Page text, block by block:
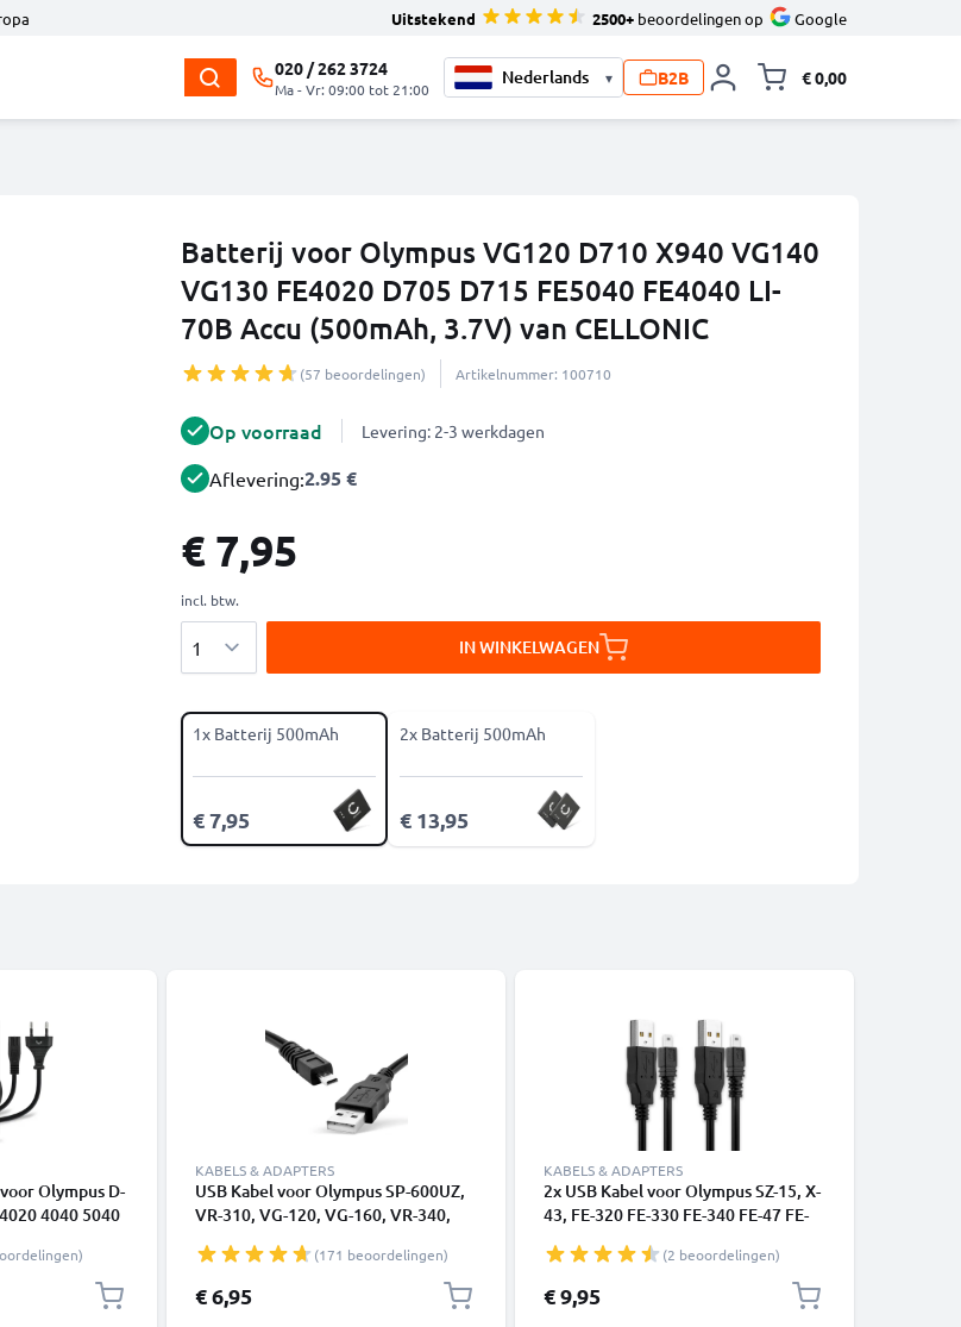
Uitstekend 2500+ beoordelingen op Google
020 / 262 3724
Ma - Vr: 09:00 tot 21:00
▾ B2B € 0,00
Batterij voor Olympus VG120 D710 X940 VG140
VG130 FE4020 D705 D715 FE5040 FE4040 LI-
70B Accu (500mAh, 3.7V) van CELLONIC
(57 beoordelingen) Artikelnummer: 100710
Op voorraad Levering: 2-3 werkdagen
Aflevering:2.95 €
€ 7,95
incl. btw.
IN WINKELWAGEN
1x Batterij 500mAh
€ 7,95
2x Batterij 500mAh
€ 13,95
Olympus D-
4040 5040
KABELS & ADAPTERS
USB Kabel voor Olympus SP-600UZ,
VR-310, VG-120, VG-160, VR-340,
Camera foto PVC Datakabel zwart
(171 beoordelingen)
€ 6,95
KABELS & ADAPTERS
2x USB Kabel voor Olympus SZ-15, X-
43, FE-320 FE-330 FE-340 FE-47 FE-
CB-USB7 Oplaadkabel Camera foto
PVC Datakabel zwart
(2 beoordelingen)
€ 9,95